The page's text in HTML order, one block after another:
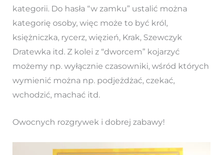
kategorii. Do hasła “w zamku” ustalić można
kategorię osoby, więc może to być król,
księżniczka, rycerz, więzień, Krak, Szewczyk
Dratewka itd. Z kolei z “dworcem” kojarzyć
możemy np. wyłącznie czasowniki, wśród których
wymienić można np. podjeżdżać, czekać,
wchodzić, machać itd.
Owocnych rozgrywek i dobrej zabawy!